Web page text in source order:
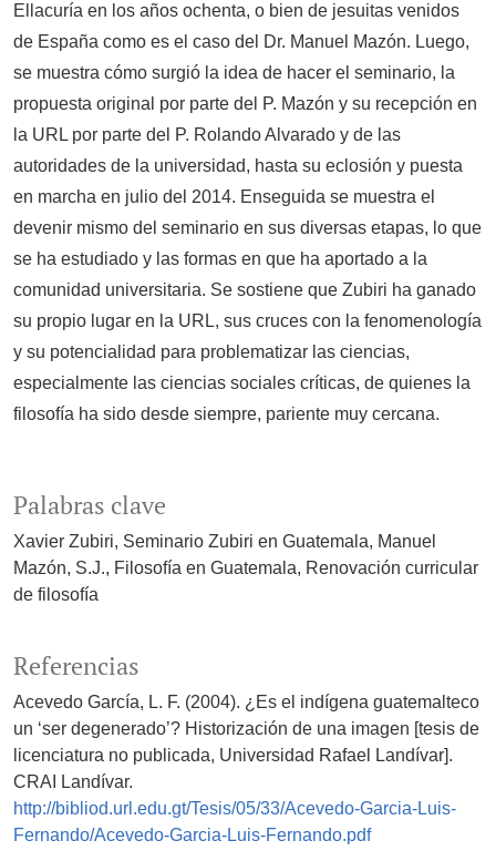
Palabras clave
Xavier Zubiri Seminario Zubiri en Guatemala
Manuel
Mazón, S.J.
Filosofía en Guatemala
Renovación curricular
de filosofía
Ellacuría en los años ochenta, o bien de jesuitas venidos
de España como es el caso del Dr. Manuel Mazón. Luego,
se muestra cómo surgió la idea de hacer el seminario, la
propuesta original por parte del P. Mazón y su recepción en
la URL por parte del P. Rolando Alvarado y de las
autoridades de la universidad, hasta su eclosión y puesta
en marcha en julio del 2014. Enseguida se muestra el
devenir mismo del seminario en sus diversas etapas, lo que
se ha estudiado y las formas en que ha aportado a la
comunidad universitaria. Se sostiene que Zubiri ha ganado
su propio lugar en la URL, sus cruces con la fenomenología
y su potencialidad para problematizar las ciencias,
especialmente las ciencias sociales críticas, de quienes la
filosofía ha sido desde siempre, pariente muy cercana.
Referencias
Acevedo García, L. F. (2004). ¿Es el indígena guatemalteco
un ‘ser degenerado’? Historización de una imagen [tesis de
licenciatura no publicada, Universidad Rafael Landívar].
CRAI Landívar.
http://bibliod.url.edu.gt/Tesis/05/33/Acevedo-Garcia-Luis-
Fernando/Acevedo-Garcia-Luis-Fernando.pdf